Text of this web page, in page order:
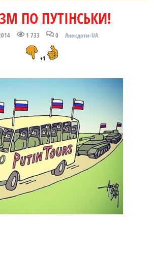
ПО ПУТІНСЬКИ!
1 733 0 Анекдоти-UA
+1